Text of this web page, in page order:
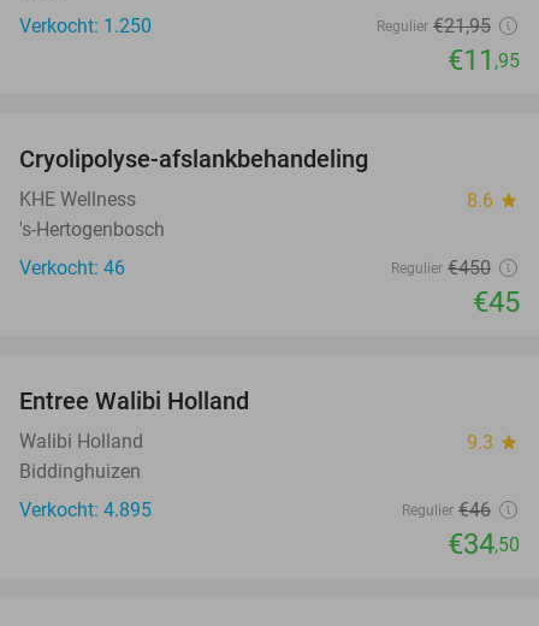
Verkocht: 1.250
Regulier €21,95
€11 ,95
Cryolipolyse-afslankbehandeling
KHE Wellness 8.6 star
's-Hertogenbosch
Verkocht: 46
Regulier €450
€45
Entree Walibi Holland
Walibi Holland 9.3 star
Biddinghuizen
Verkocht: 4.895
Regulier €46
€34,50